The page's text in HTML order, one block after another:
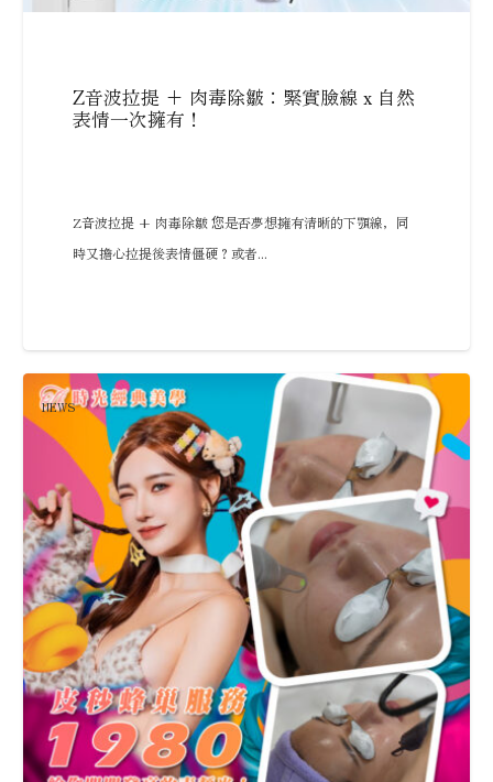
Z音波拉提 + 肉毒除皺：緊實臉線 x 自然
表情一次擁有！
Z音波拉提 + 肉毒除皺 您是否夢想擁有清晰的下顎線，同
時又擔心拉提後表情僵硬？或者...
NEWS